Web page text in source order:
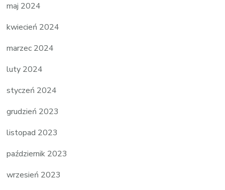
maj 2024
kwiecień 2024
marzec 2024
luty 2024
styczeń 2024
grudzień 2023
listopad 2023
październik 2023
wrzesień 2023